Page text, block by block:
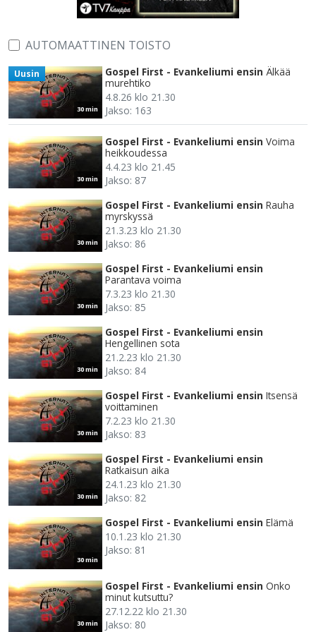
AUTOMAATTINEN TOISTO
30 min
Uusin Gospel First - Evankeliumi ensin Älkää
murehtiko
4.8.26 klo 21.30
Jakso: 163
30 min
Gospel First - Evankeliumi ensin Voima
heikkoudessa
4.4.23 klo 21.45
Jakso: 87
30 min
Gospel First - Evankeliumi ensin Rauha
myrskyssä
21.3.23 klo 21.30
Jakso: 86
30 min
Gospel First - Evankeliumi ensin
Parantava voima
7.3.23 klo 21.30
Jakso: 85
30 min
Gospel First - Evankeliumi ensin
Hengellinen sota
21.2.23 klo 21.30
Jakso: 84
30 min
Gospel First - Evankeliumi ensin Itsensä
voittaminen
7.2.23 klo 21.30
Jakso: 83
30 min
Gospel First - Evankeliumi ensin
Ratkaisun aika
24.1.23 klo 21.30
Jakso: 82
30 min
Gospel First - Evankeliumi ensin Elämä
10.1.23 klo 21.30
Jakso: 81
30 min
Gospel First - Evankeliumi ensin Onko
minut kutsuttu?
27.12.22 klo 21.30
Jakso: 80